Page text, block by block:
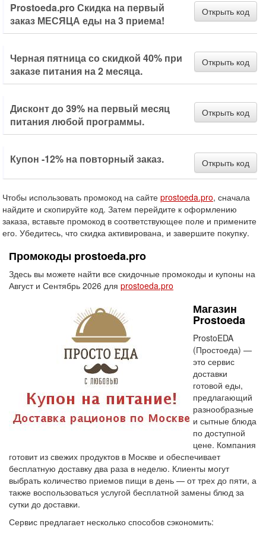
Prostoeda.pro Скидка на первый
заказ МЕСЯЦА еды на 3 приема!
Открыть код
Черная пятница со скидкой 40% при
заказе питания на 2 месяца.
Открыть код
Дисконт до 39% на первый месяц
питания любой программы.
Открыть код
Купон -12% на повторный заказ. Открыть код
Чтобы использовать промокод на сайте prostoeda.pro, сначала
найдите и скопируйте код. Затем перейдите к оформлению
заказа, вставьте промокод в соответствующее поле и примените
его. Убедитесь, что скидка активирована, и завершите покупку.
Промокоды prostoeda.pro
Здесь вы можете найти все скидочные промокоды и купоны на
Август и Сентябрь 2026 для prostoeda.pro
Магазин
Prostoeda
ProstoEDA
(Простоеда) —
это сервис
доставки
готовой еды,
предлагающий
разнообразные
и сытные блюда
по доступной
цене. Компания
готовит из свежих продуктов в Москве и обеспечивает
бесплатную доставку два раза в неделю. Клиенты могут
выбрать количество приемов пищи в день — от трех до пяти, а
также воспользоваться услугой бесплатной замены блюд за
сутки до доставки.
Сервис предлагает несколько способов сэкономить: